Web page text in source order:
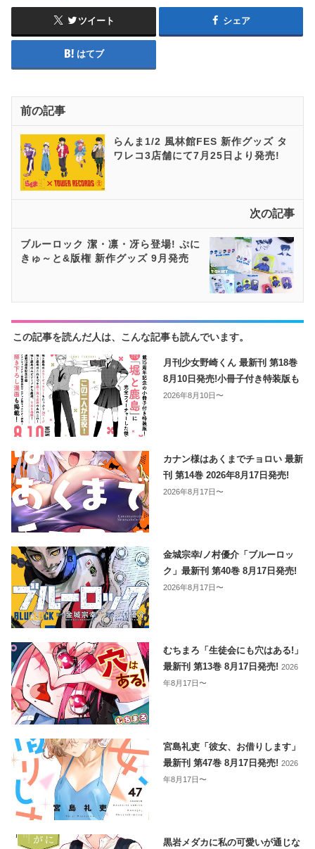
ツイート シェア
はてブ
前の記事
らんま1/2 風林館FES 新作グッズ タ
ワレコ3店舗にて7月25日より発売!
次の記事
ブルーロック 潔・凛・冴ら登場! ぷに
きゅ～と&版権 新作グッズ 9月発売
この記事を読んだ人は、こんな記事も読んでいます。
月刊少女野崎くん 最新刊 第18巻
8月10日発売!小冊子付き特装版も
2026年8月10日〜
カナン様はあくまでチョロい 最新
刊 第14巻 2026年8月17日発売!
2026年8月17日〜
金城宗幸/ノ村優介「ブルーロッ
ク」最新刊 第40巻 8月17日発売!
2026年8月17日〜
むちまろ「生徒会にも穴はある!」
最新刊 第13巻 8月17日発売!2026
年8月17日〜
宮島礼吏「彼女、お借りします」
最新刊 第47巻 8月17日発売!2026
年8月17日〜
黒岩メダカに私の可愛いが通じな